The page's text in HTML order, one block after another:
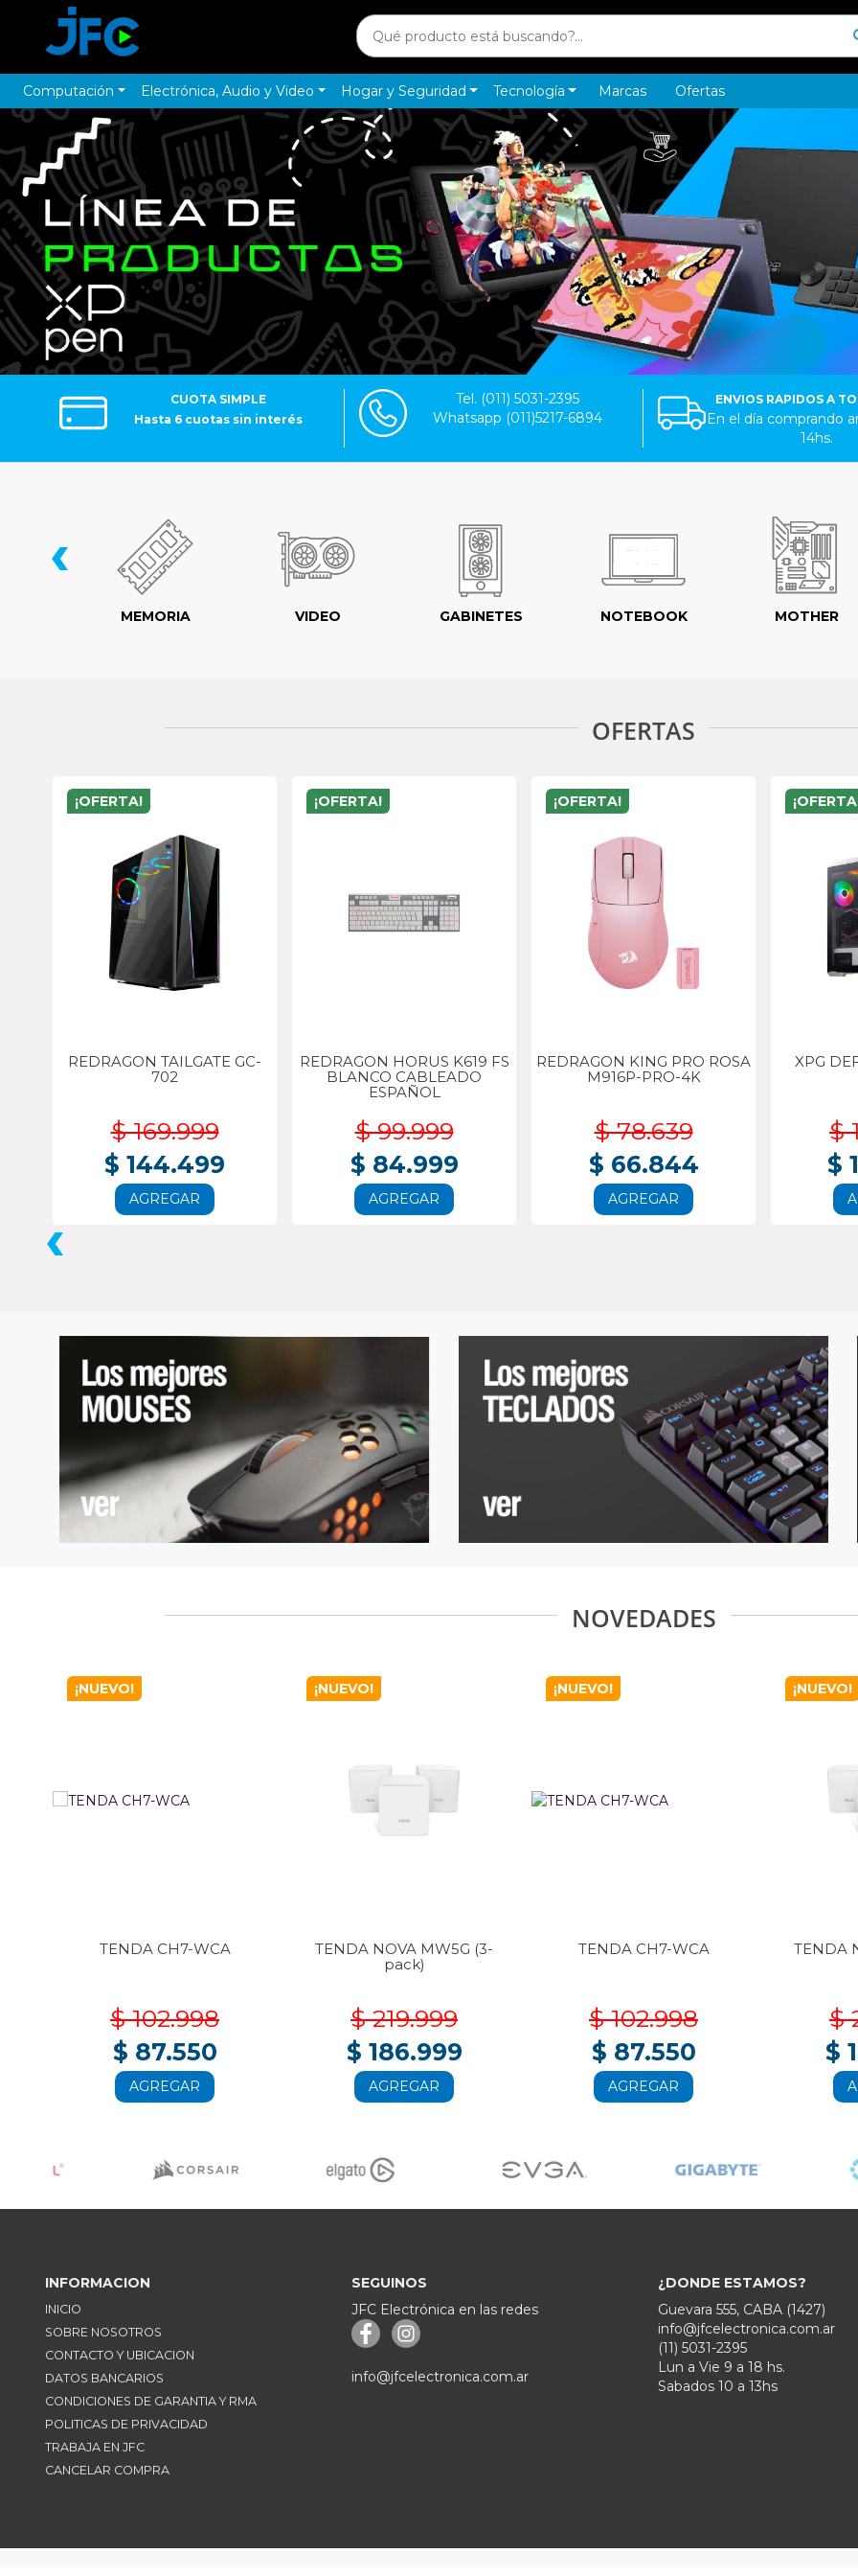
Computación Electrónica, Audio y Video Hogar y Seguridad Tecnología Marcas Ofertas
CUOTA SIMPLE
Hasta 6 cuotas sin interés
Tel. (011) 5031-2395
Whatsapp (011)5217-6894
ENVIOS RAPIDOS A
En el día comprando
14hs.
MEMORIA VIDEO GABINETES NOTEBOOK MOTHER
‹
OFERTAS
¡OFERTA!
REDRAGON TAILGATE GC-
702
$ 169.999
$ 144.499
AGREGAR
¡OFERTA!
REDRAGON HORUS K619 FS
BLANCO CABLEADO
ESPAÑOL
$ 99.999
$ 84.999
AGREGAR
¡OFERTA!
REDRAGON KING PRO ROSA
M916P-PRO-4K
$ 78.639
$ 66.844
AGREGAR
XPG
$
$
‹
NOVEDADES
¡NUEVO!
TENDA CH7-WCA
$ 102.998
$ 87.550
AGREGAR
¡NUEVO!
TENDA NOVA MW5G (3-
pack)
$ 219.999
$ 186.999
AGREGAR
¡NUEVO!
TENDA CH7-WCA
$ 102.998
$ 87.550
AGREGAR
¡NUEVO!
TENDA
$
$
INFORMACION
INICIO
SOBRE NOSOTROS
CONTACTO Y UBICACION
DATOS BANCARIOS
CONDICIONES DE GARANTIA Y RMA
POLITICAS DE PRIVACIDAD
TRABAJA EN JFC
CANCELAR COMPRA
SEGUINOS
JFC Electrónica en las redes
info@jfcelectronica.com.ar
¿DONDE ESTAMOS?
Guevara 555, CABA (1427)
info@jfcelectronica.com.ar
(11) 5031-2395
Lun a Vie 9 a 18 hs.
Sabados 10 a 13hs